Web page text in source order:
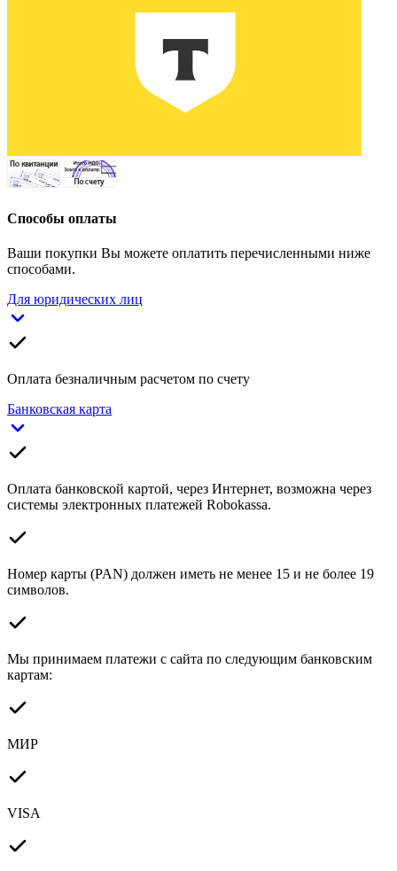
Способы оплаты
Ваши покупки Вы можете оплатить перечисленными ниже
способами.
Для юридических лиц
Оплата безналичным расчетом по счету
Банковская карта
Оплата банковской картой, через Интернет, возможна через
системы электронных платежей Robokassa.
Номер карты (PAN) должен иметь не менее 15 и не более 19
символов.
Мы принимаем платежи с сайта по следующим банковским
картам:
МИР
VISA